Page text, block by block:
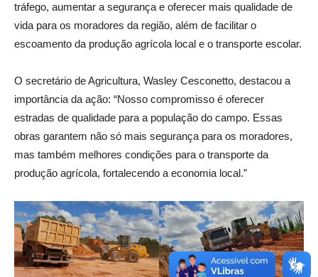
tráfego, aumentar a segurança e oferecer mais qualidade de
vida para os moradores da região, além de facilitar o
escoamento da produção agrícola local e o transporte escolar.
O secretário de Agricultura, Wasley Cesconetto, destacou a
importância da ação: “Nosso compromisso é oferecer
estradas de qualidade para a população do campo. Essas
obras garantem não só mais segurança para os moradores,
mas também melhores condições para o transporte da
produção agrícola, fortalecendo a economia local.”